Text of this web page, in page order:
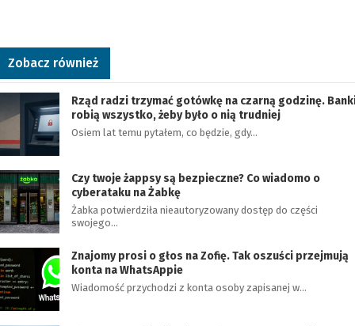
Zobacz również
Rząd radzi trzymać gotówkę na czarną godzinę.
robią wszystko, żeby było o nią trudniej
Osiem lat temu pytałem, co będzie, gdy…
Czy twoje żappsy są bezpieczne? Co wiadomo o
cyberataku na Żabkę
Żabka potwierdziła nieautoryzowany dostęp do części
swojego…
Znajomy prosi o głos na Zofię. Tak oszuści przejmują
konta na WhatsAppie
Wiadomość przychodzi z konta osoby zapisanej w…